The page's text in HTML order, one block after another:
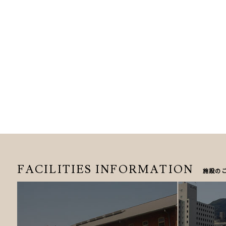
FACILITIES INFORMATION 施設の